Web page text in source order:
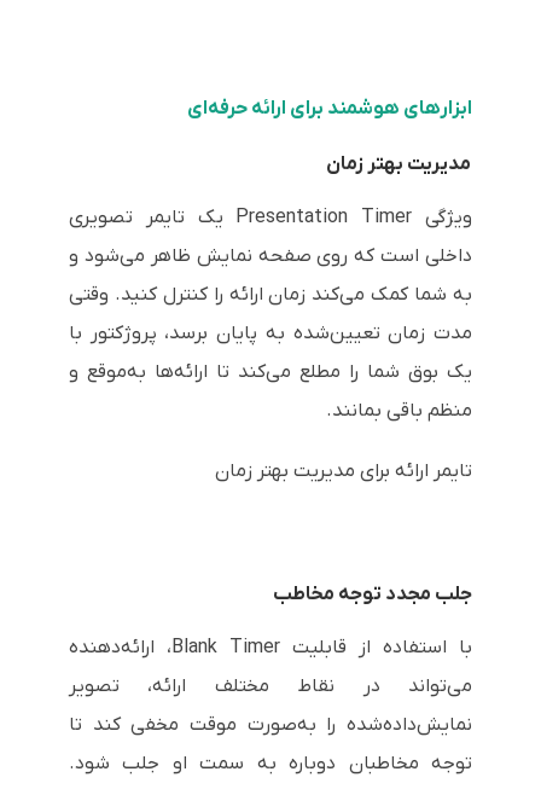
ابزارهای هوشمند برای ارائه حرفه‌ای
مدیریت بهتر زمان
ویژگی Presentation Timer یک تایمر تصویری
داخلی است که روی صفحه نمایش ظاهر می‌شود و
به شما کمک می‌کند زمان ارائه را کنترل کنید. وقتی
مدت زمان تعیین‌شده به پایان برسد، پروژکتور با
یک بوق شما را مطلع می‌کند تا ارائه‌ها به‌موقع و
منظم باقی بمانند.
تایمر ارائه برای مدیریت بهتر زمان
جلب مجدد توجه مخاطب
با استفاده از قابلیت Blank Timer، ارائه‌دهنده
می‌تواند در نقاط مختلف ارائه، تصویر
نمایش‌داده‌شده را به‌صورت موقت مخفی کند تا
توجه مخاطبان دوباره به سمت او جلب شود.